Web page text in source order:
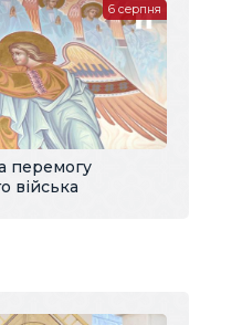
перемогу
війська
6 серпня